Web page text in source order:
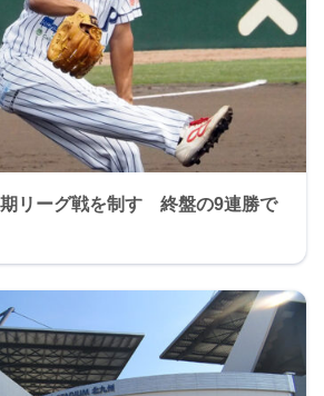
リーグ戦を制す 終盤の9連勝で